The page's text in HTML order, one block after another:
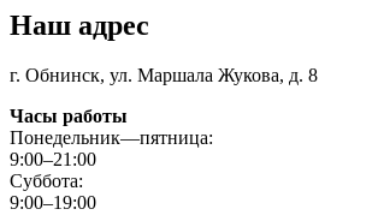
Наш адрес
г. Обнинск, ул. Маршала Жукова, д. 8
Часы работы
Понедельник—пятница:
9:00–21:00
Суббота:
9:00–19:00